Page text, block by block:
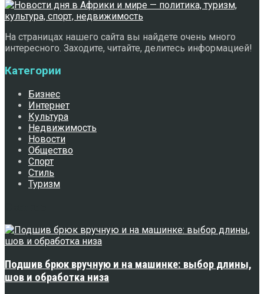
На страницах нашего сайта вы найдете очень много
интересного. Заходите, читайте, делитесь информацией!
Категории
Бизнес
Интернет
Культура
Недвижимость
Новости
Общество
Спорт
Стиль
Туризм
Подшив брюк вручную и на машинке: выбор длины,
шов и обработка низа